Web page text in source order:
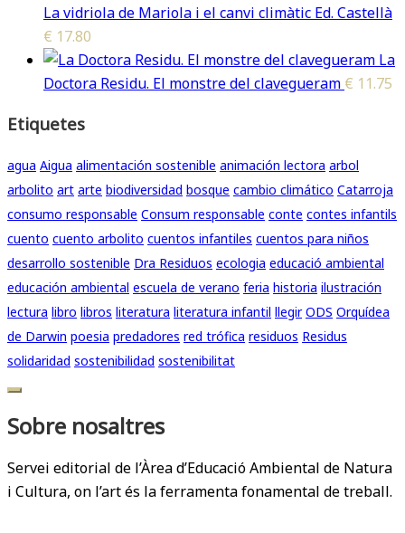
La vidriola de Mariola i el canvi climàtic Ed. Castellà
€ 17.80
La
Doctora Residu. El monstre del clavegueram € 11.75
Etiquetes
agua Aigua alimentación sostenible animación lectora arbol
arbolito art arte biodiversidad bosque cambio climático Catarroja
consumo responsable Consum responsable conte contes infantils
cuento cuento arbolito cuentos infantiles cuentos para niños
desarrollo sostenible Dra Residuos ecologia educació ambiental
educación ambiental escuela de verano feria historia ilustración
lectura libro libros literatura literatura infantil llegir ODS Orquídea
de Darwin poesia predadores red trófica residuos Residus
solidaridad sostenibilidad sostenibilitat
Sobre nosaltres
Servei editorial de l’Àrea d’Educació Ambiental de Natura
i Cultura, on l’art és la ferramenta fonamental de treball.